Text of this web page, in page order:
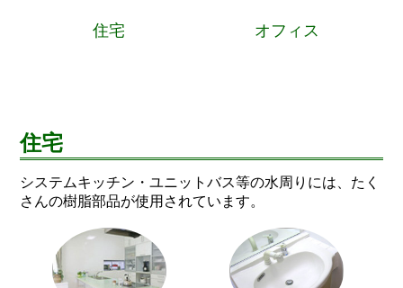
住宅 オフィス
住宅
システムキッチン・ユニットバス等の水周りには、たく
さんの樹脂部品が使用されています。